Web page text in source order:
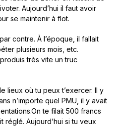
Aujourd’hui il faut avoir
se maintenir à flot.
contre. À l’époque, il fallait
plusieurs mois, etc.
très vite un truc
lieux où tu peux t’exercer. Il y
n’importe quel PMU, il y avait
te filait 500 francs
réglé. Aujourd’hui si tu veux